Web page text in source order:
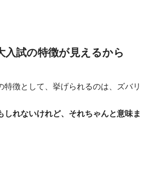
入試の特徴が見えるから
特徴として、挙げられるのは、ズバリ
しれないけれど、それちゃんと意味ま